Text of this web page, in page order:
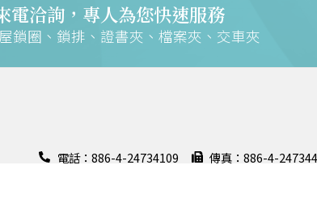
電洽詢，專人為您快速服務
鎖圈、鎖排、證書夾、檔案夾、交車夾
電話：886-4-24734109
傳真：886-4-